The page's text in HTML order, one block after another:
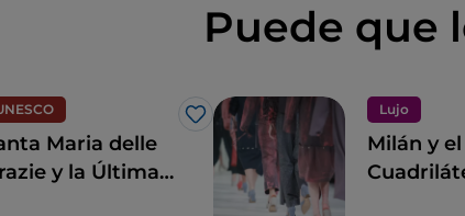
Puede que
Me gusta
Maria delle
y la Última
Lujo
Milán y el